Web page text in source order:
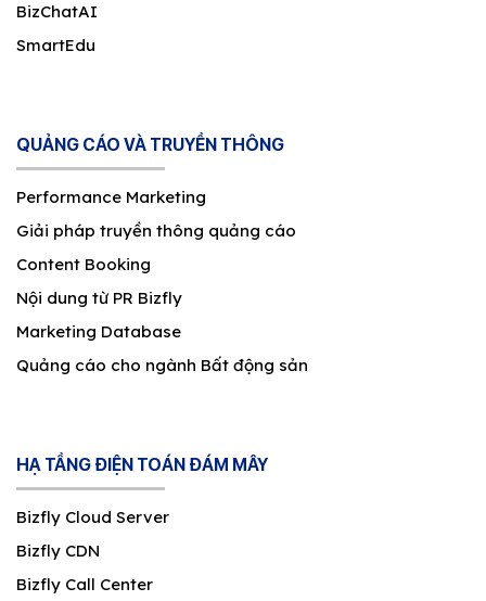
BizChatAI
SmartEdu
QUẢNG CÁO VÀ TRUYỀN THÔNG
Performance Marketing
Giải pháp truyền thông quảng cáo
Content Booking
Nội dung từ PR Bizfly
Marketing Database
Quảng cáo cho ngành Bất động sản
HẠ TẦNG ĐIỆN TOÁN ĐÁM MÂY
Bizfly Cloud Server
Bizfly CDN
Bizfly Call Center